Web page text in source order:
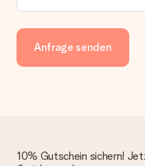
Anfrage senden
10% Gutschein sichern!